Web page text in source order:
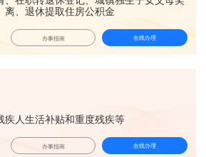
离、退休提取住房公积金
办事指南 在线办理
疾人生活补贴和重度残疾等
办事指南 在线办理